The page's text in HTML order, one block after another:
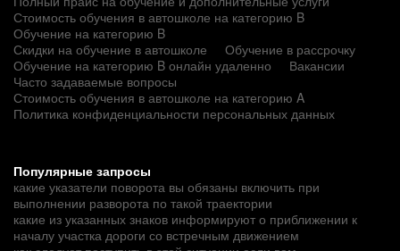
Стоимость обучения в автошколе на категорию B
Обучение на категорию B
Скидки на обучение в автошколе
Обучение в рассрочку
Обучение на категорию B онлайн удаленно
Вакансии
Часто задаваемые вопросы
Стоимость обучения в автошколе на категорию A
Политика конфиденциальности персональных данных
Популярные запросы
какие указатели поворота вы обязаны включить при
выполнении разворота по такой траектории
какие из указанных знаков информируют о приближении к
началу участка дороги со встречным движением